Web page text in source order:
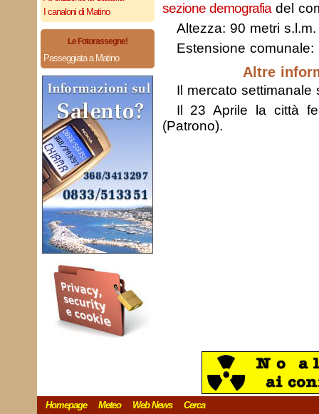
I canaloni di Matino
Le Fotorassegne!
Passeggiata a Matino
sezione demografiadel
Altezza: 90 metri s.l.m.
Estensione comunale:
Altre
Il mercato
Il 23 Aprile la città
(Patrono).
Homepage Meteo Web News Cerca